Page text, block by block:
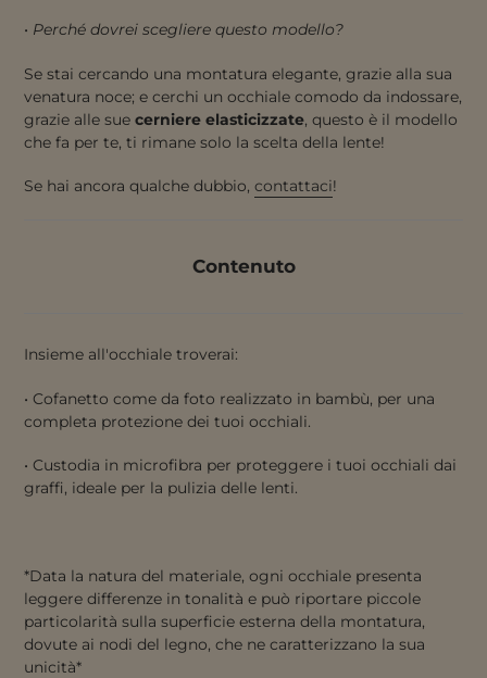
• Perché dovrei scegliere questo modello?
Se stai cercando una montatura elegante, grazie alla sua
venatura noce; e cerchi un occhiale comodo da indossare,
grazie alle sue cerniere elasticizzate, questo è il modello
che fa per te, ti rimane solo la scelta della lente!
Se hai ancora qualche dubbio, contattaci!
Contenuto
Insieme all'occhiale troverai:
• Cofanetto come da foto realizzato in bambù, per una
completa protezione dei tuoi occhiali.
• Custodia in microfibra per proteggere i tuoi occhiali dai
graffi, ideale per la pulizia delle lenti.
*Data la natura del materiale, ogni occhiale presenta
leggere differenze in tonalità e può riportare piccole
particolarità sulla superficie esterna della montatura,
dovute ai nodi del legno, che ne caratterizzano la sua
unicità*